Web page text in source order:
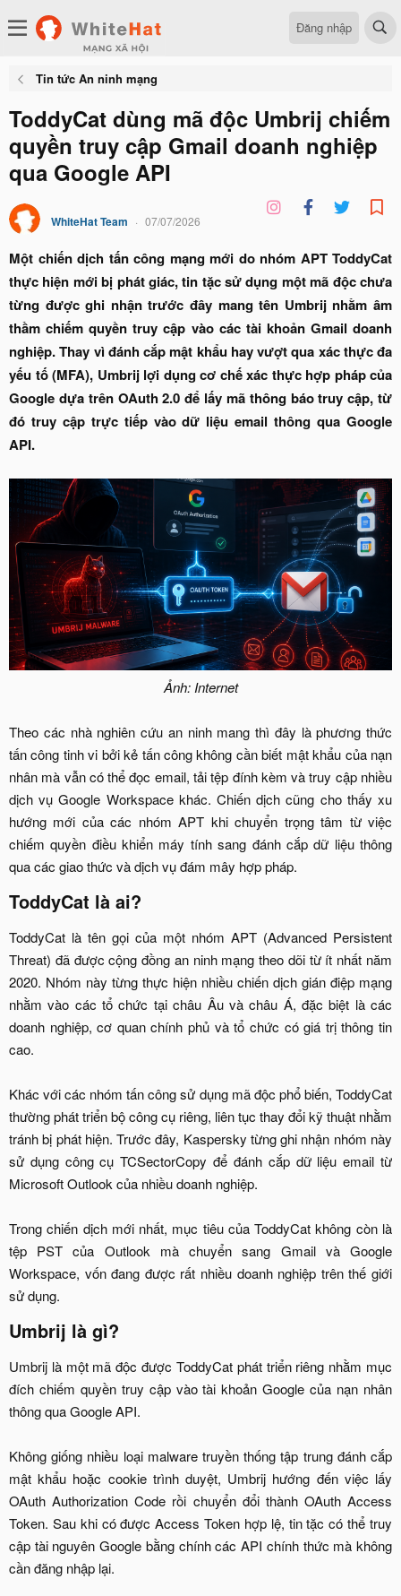
Đăng nhập
Tin tức An ninh mạng
ToddyCat dùng mã độc Umbrij chiếm
quyền truy cập Gmail doanh nghiệp
qua Google API
WhiteHat Team 07/07/2026
Một chiến dịch tấn công mạng mới do nhóm APT ToddyCat
thực hiện mới bị phát giác, tin tặc sử dụng một mã độc chưa
từng được ghi nhận trước đây mang tên Umbrij nhằm âm
thầm chiếm quyền truy cập vào các tài khoản Gmail doanh
nghiệp. Thay vì đánh cắp mật khẩu hay vượt qua xác thực đa
yếu tố (MFA), Umbrij lợi dụng cơ chế xác thực hợp pháp của
Google dựa trên OAuth 2.0 để lấy mã thông báo truy cập, từ
đó truy cập trực tiếp vào dữ liệu email thông qua Google
API.
Ảnh: Internet
Theo các nhà nghiên cứu an ninh mang thì đây là phương thức
tấn công tinh vi bởi kẻ tấn công không cần biết mật khẩu của nạn
nhân mà vẫn có thể đọc email, tải tệp đính kèm và truy cập nhiều
dịch vụ Google Workspace khác. Chiến dịch cũng cho thấy xu
hướng mới của các nhóm APT khi chuyển trọng tâm từ việc
chiếm quyền điều khiển máy tính sang đánh cắp dữ liệu thông
qua các giao thức và dịch vụ đám mây hợp pháp.​
ToddyCat là ai?​
ToddyCat là tên gọi của một nhóm APT (Advanced Persistent
Threat) đã được cộng đồng an ninh mạng theo dõi từ ít nhất năm
2020. Nhóm này từng thực hiện nhiều chiến dịch gián điệp mạng
nhằm vào các tổ chức tại châu Âu và châu Á, đặc biệt là các
doanh nghiệp, cơ quan chính phủ và tổ chức có giá trị thông tin
cao.
Khác với các nhóm tấn công sử dụng mã độc phổ biến, ToddyCat
thường phát triển bộ công cụ riêng, liên tục thay đổi kỹ thuật nhằm
tránh bị phát hiện. Trước đây, Kaspersky từng ghi nhận nhóm này
sử dụng công cụ TCSectorCopy để đánh cắp dữ liệu email từ
Microsoft Outlook của nhiều doanh nghiệp.
Trong chiến dịch mới nhất, mục tiêu của ToddyCat không còn là
tệp PST của Outlook mà chuyển sang Gmail và Google
Workspace, vốn đang được rất nhiều doanh nghiệp trên thế giới
sử dụng.​
Umbrij là gì?​
Umbrij là một mã độc được ToddyCat phát triển riêng nhằm mục
đích chiếm quyền truy cập vào tài khoản Google của nạn nhân
thông qua Google API.
Không giống nhiều loại malware truyền thống tập trung đánh cắp
mật khẩu hoặc cookie trình duyệt, Umbrij hướng đến việc lấy
OAuth Authorization Code rồi chuyển đổi thành OAuth Access
Token. Sau khi có được Access Token hợp lệ, tin tặc có thể truy
cập tài nguyên Google bằng chính các API chính thức mà không
cần đăng nhập lại.